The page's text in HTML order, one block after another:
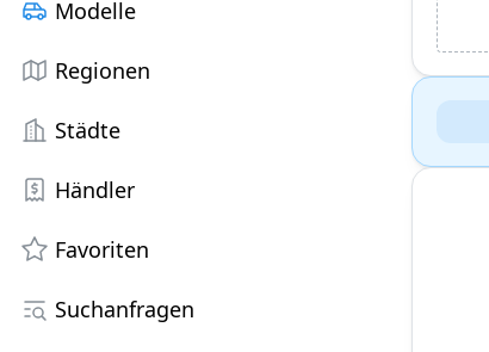
Modelle
Regionen
Städte
Händler
Favoriten
Suchanfragen